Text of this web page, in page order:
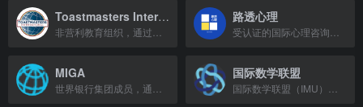
Toastmasters International 路透心理
MIGA 国际数学联盟